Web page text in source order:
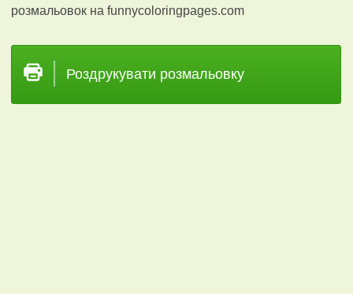
розмальовок на funnycoloringpages.com
Роздрукувати розмальовку